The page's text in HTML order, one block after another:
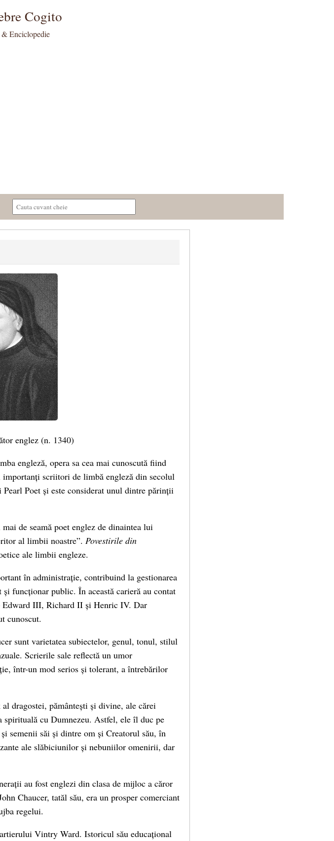
Cogito
Enciclopedie
englez (n. 1340)
engleză, opera sa cea mai cunoscută fiind
scriitori de limbă engleză din secolul
Poet și este considerat unul dintre părinții
de seamă poet englez de dinaintea lui
al limbii noastre”. Povestirile din
ale limbii engleze.
în administrație, contribuind la gestionarea
funcționar public. În această carieră au contat
III, Richard II și Henric IV. Dar
cunoscut.
sunt varietatea subiectelor, genul, tonul, stilul
Scrierile sale reflectă un umor
într-un mod serios și tolerant, a întrebărilor
dragostei, pământești și divine, ale cărei
spirituală cu Dumnezeu. Astfel, ele îl duc pe
semenii săi și dintre om și Creatorul său, în
ale slăbiciunilor și nebuniilor omenirii, dar
au fost englezi din clasa de mijloc a căror
Chaucer, tatăl său, era un prosper comerciant
regelui.
Vintry Ward. Istoricul său educațional